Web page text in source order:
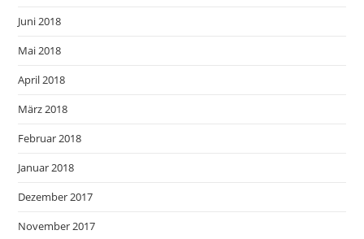
Juni 2018
Mai 2018
April 2018
März 2018
Februar 2018
Januar 2018
Dezember 2017
November 2017